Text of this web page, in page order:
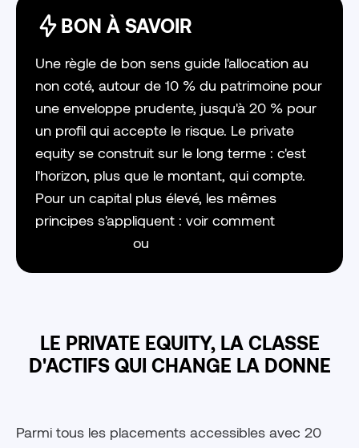
BON À SAVOIR
Une règle de bon sens guide l'allocation au
non coté, autour de 10 % du patrimoine pour
une enveloppe prudente, jusqu'à 20 % pour
un profil qui accepte le risque. Le private
equity se construit sur le long terme : c'est
l'horizon, plus que le montant, qui compte.
Pour un capital plus élevé, les mêmes
principes s'appliquent : voir comment
ou
LE PRIVATE EQUITY, LA CLASSE
D'ACTIFS QUI CHANGE LA DONNE
Parmi tous les placements accessibles avec 20